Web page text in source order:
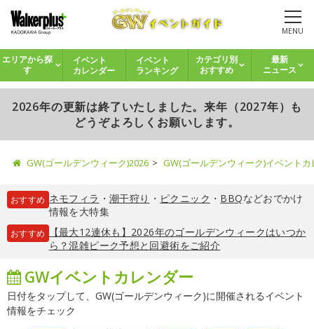
MENU
エリアから探
す
イベント
カレンダー
イベント
ランキング
カテゴリ別
おすすめ
最新
ニュース
2026年の更新は終了いたしました。来年（2027年）も
どうぞよろしくお願いします。
GW(ゴールデンウィーク)2026 GW(ゴールデンウィーク)イベント
おすすめ ネモフィラ ・ 潮干狩り ・ ピクニック ・ BBQなどおでかけ
情報を大特集
おすすめ
【最大12連休も】2026年のゴールデンウィークはいつか
ら？混雑ピーク予想と回避術をご紹介
GWイベントカレンダー
日付をタップして、GW(ゴールデンウィーク)に開催されるイベント
情報をチェック